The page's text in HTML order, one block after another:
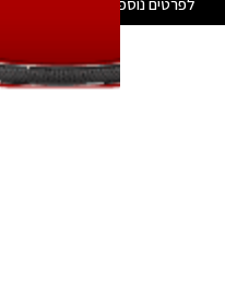
לפרטים נוספים